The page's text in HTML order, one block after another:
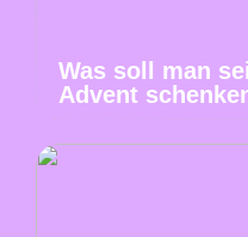
Was soll man
Advent